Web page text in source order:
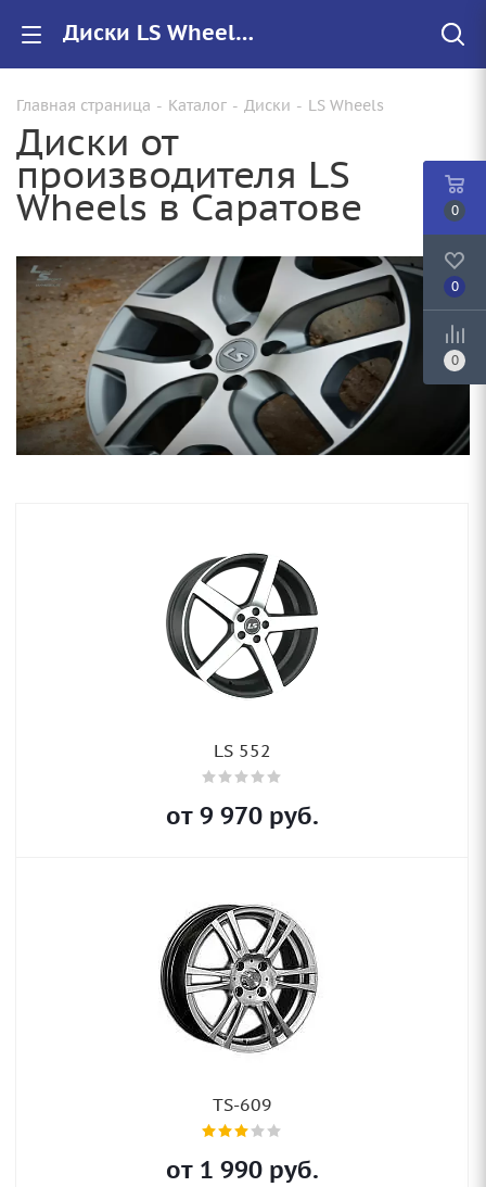
Диски LS Wheels купить в Саратове, низкие цены на автомобильные диски
Главная страница - Каталог - Диски - LS Wheels
Диски от
производителя LS
Wheels в Саратове
LS 552
от 9 970руб.
TS-609
от 1 990руб.
0
0
0